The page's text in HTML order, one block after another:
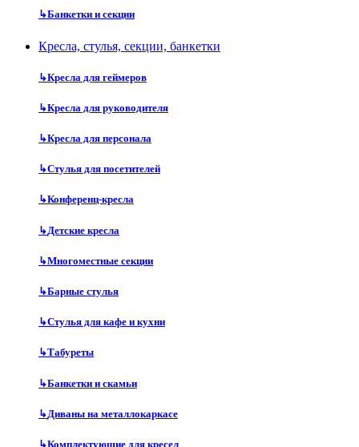
↳Банкетки и секции
Кресла, стулья, секции, банкетки
↳Кресла для геймеров
↳Кресла для руководителя
↳Кресла для персонала
↳Стулья для посетителей
↳Конференц-кресла
↳Детские кресла
↳Многоместные секции
↳Барные стулья
↳Стулья для кафе и кухни
↳Табуреты
↳Банкетки и скамьи
↳Диваны на металлокаркасе
↳Комплектующие для кресел